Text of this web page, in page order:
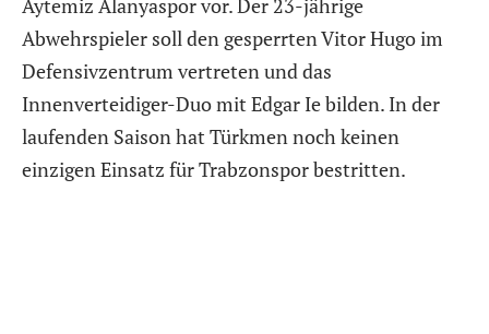
Aytemiz Alanyaspor vor. Der 23-jährige
Abwehrspieler soll den gesperrten Vitor Hugo im
Defensivzentrum vertreten und das
Innenverteidiger-Duo mit Edgar Ie bilden. In der
laufenden Saison hat Türkmen noch keinen
einzigen Einsatz für Trabzonspor bestritten.